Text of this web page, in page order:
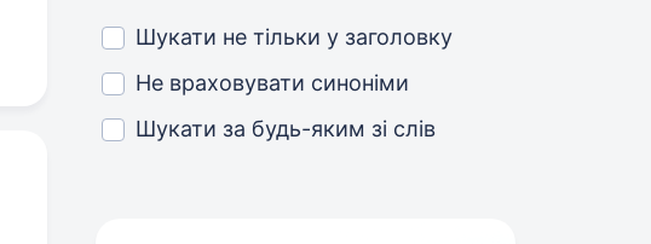
Шукати не тільки у заголовку
Не враховувати синоніми
Шукати за будь-яким зі слів